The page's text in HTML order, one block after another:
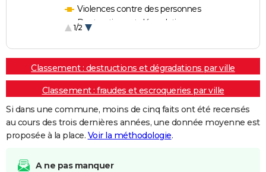
Violences contre des personnes
Destructions et dégradations
1/2
Classement : destructions et dégradations par ville
Classement : fraudes et escroqueries par ville
Si dans une commune, moins de cinq faits ont été recensés
au cours des trois dernières années, une donnée moyenne est
proposée à la place. Voir la méthodologie.
A ne pas manquer